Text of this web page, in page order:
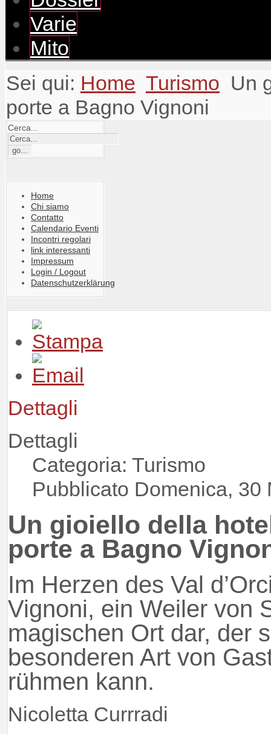
Varie
Mito
Sei qui: Home Turismo Un
porte a Bagno Vignoni
Cerca...
Home
Chi siamo
Contatto
Calendario Eventi
Incontri regolari
link interessanti
Impressum
Login / Logout
Datenschutzerklärung
Dettagli
Dettagli
Categoria: Turismo
Pubblicato Domenica, 30
Un gioiello della
porte a Bagno
Im Herzen des Val
Vignoni, ein Weiler von
magischen Ort dar, der
besonderen Art von
rühmen kann.
Nicoletta Currradi